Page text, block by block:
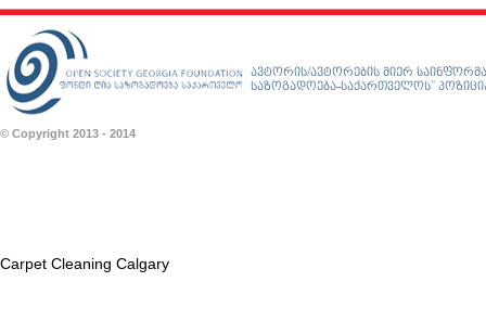
ავტორის/ავტორების მიერ
საზოგადოება-საქართველოს”
© Copyright 2013 - 2014
Carpet Cleaning Calgary